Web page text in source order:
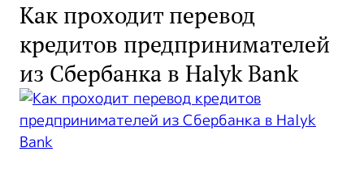
Как проходит перевод
кредитов предпринимателей
из Сбербанка в Halyk Bank